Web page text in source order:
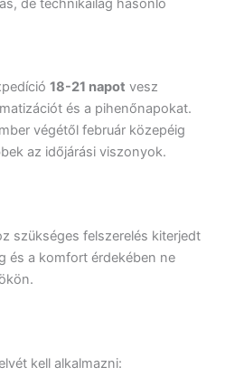
de technikailag hasonló
18-21 napot vesz
és a pihenőnapokat.
végétől február közepéig
az időjárási viszonyok.
szükséges felszerelés kiterjedt
és a komfort érdekében ne
kell alkalmazni: